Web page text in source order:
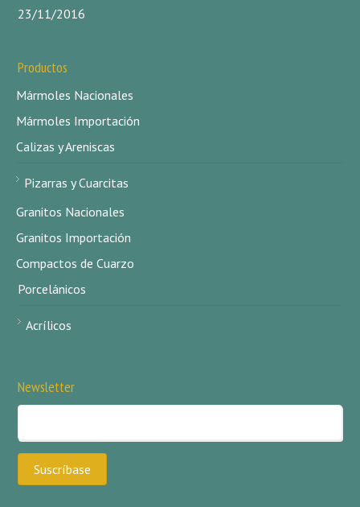
23/11/2016
Productos
Mármoles Nacionales
Mármoles Importación
Calizas y Areniscas
Pizarras y Cuarcitas
Granitos Nacionales
Granitos Importación
Compactos de Cuarzo
Porcelánicos
Acrílicos
Newsletter